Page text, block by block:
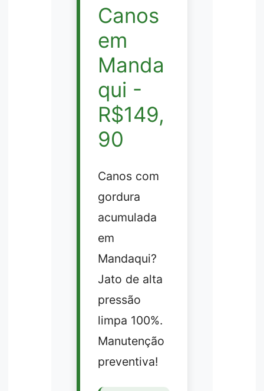
Canos
em
Manda
qui -
R$149,
90
Canos com
gordura
acumulada
em
Mandaqui?
Jato de alta
pressão
limpa 100%.
Manutenção
preventiva!